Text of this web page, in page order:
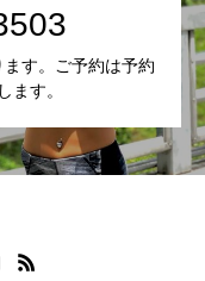
す。ご予約は予約
ます。